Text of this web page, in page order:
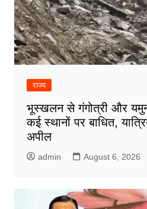
राज्य
भूस्खलन से गंगोत्री और
कई स्थानों पर बाधित,
अपील
admin August 6, 2026